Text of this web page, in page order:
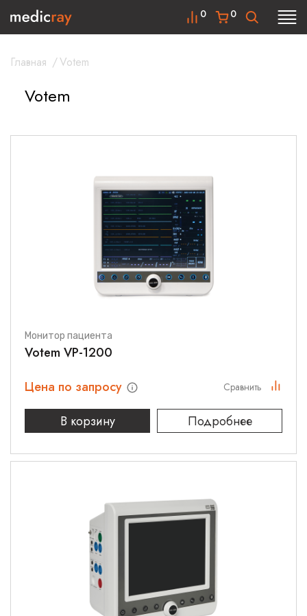
0
0
Главная /Votem
Votem
Монитор пациента
Votem VP-1200
Цена по запросу
В корзину
Подробнее
Сравнить